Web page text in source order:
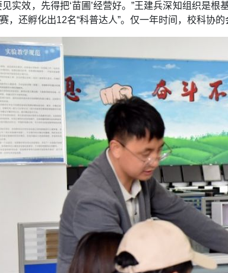
见实效，先得把‘苗圃’经营好。”王建兵深知组织是
，还孵化出12名“科普达人”。仅一年时间，校科协